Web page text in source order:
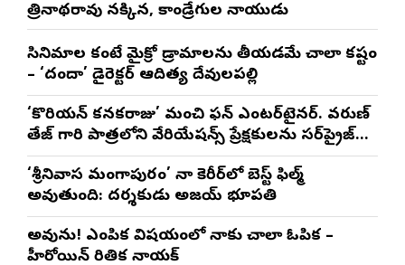
త్రినాథరావు నక్కిన, కాండ్రేగుల నాయుడు
సినిమాల కంటే మైక్రో డ్రామాలను తీయడమే చాలా కష్టం
– ‘దందా’ డైరెక్ట‌ర్ ఆదిత్య దేవులపల్లి
‘కొరియన్ కనకరాజు’ మంచి ఫన్ ఎంటర్‌టైనర్. వరుణ్
తేజ్ గారి పాత్రలోని వేరియేషన్స్ ప్రేక్షకులను సర్‌ప్రైజ్
చేస్తాయి : దర్శకుడు మేర్లపాక గాంధీ
‘శ్రీనివాస మంగాపురం’ నా కెరీర్‌లో బెస్ట్ ఫిల్మ్
అవుతుంది: దర్శకుడు అజయ్ భూపతి
అవును! ఎంపిక విషయంలో నాకు చాలా ఓపిక –
హీరోయిన్ రితిక నాయక్